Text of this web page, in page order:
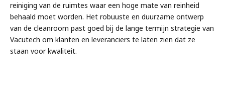
reiniging van de ruimtes waar een hoge mate van reinheid
behaald moet worden. Het robuuste en duurzame ontwerp
van de cleanroom past goed bij de lange termijn strategie van
Vacutech om klanten en leveranciers te laten zien dat ze
staan voor kwaliteit.